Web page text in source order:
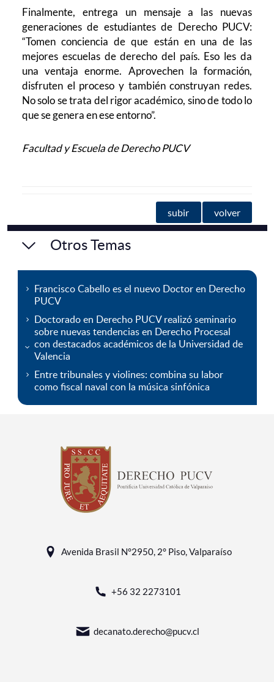
Finalmente, entrega un mensaje a las nuevas
generaciones de estudiantes de Derecho PUCV:
“Tomen conciencia de que están en una de las
mejores escuelas de derecho del país. Eso les da
una ventaja enorme. Aprovechen la formación,
disfruten el proceso y también construyan redes.
No solo se trata del rigor académico, sino de todo lo
que se genera en ese entorno”.
Facultad y Escuela de Derecho PUCV
subir volver
Otros Temas
Francisco Cabello es el nuevo Doctor en Derecho
PUCV
Doctorado en Derecho PUCV realizó seminario
sobre nuevas tendencias en Derecho Procesal
con destacados académicos de la Universidad de
Valencia
Entre tribunales y violines: combina su labor
como fiscal naval con la música sinfónica
Avenida Brasil N°2950, 2° Piso, Valparaíso
+56 32 2273101
decanato.derecho@pucv.cl